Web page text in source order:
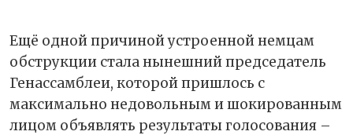
Ещё одной причиной устроенной немцам
обструкции стала нынешний председатель
Генассамблеи, которой пришлось с
максимально недовольным и шокированным
лицом объявлять результаты голосования –